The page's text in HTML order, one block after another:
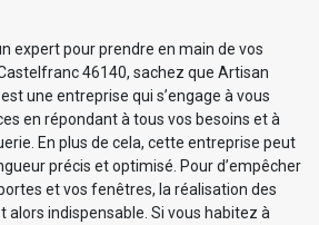
expert pour prendre en main de vos
46140, sachez que Artisan
une entreprise qui s’engage à vous
en répondant à tous vos besoins et à
En plus de cela, cette entreprise peut
précis et optimisé. Pour d’empêcher
et vos fenêtres, la réalisation des
alors indispensable. Si vous habitez à